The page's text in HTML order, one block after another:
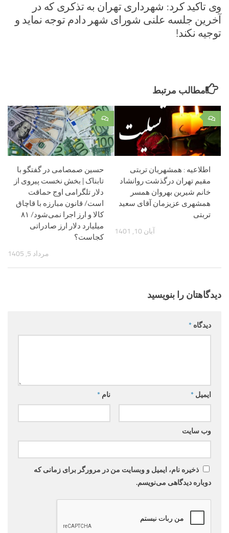
وی تاکید کرد: شهرداری تهران به تذکری که در
آخرین جلسه علنی شورای شهر دادم توجه نماید و
توجیه نکند!
مطالب مرتبط
۰
حسین صمصامی در گفتگو با
تابناک | بخش نخست پیروی از
دلار تلگرامی اوج حماقت
است/ قانون مبارزه با قاچاق
کالا و ارز اجرا نمی‌شود/ ۸۱
میلیارد دلار ارز صادراتی
کجاست؟
مرداد 5, 1405
۰
اطلاعیه : همشهریان تربتی
مقیم تهران درگذشت روانشاد
خانم شیرین بهروان همسر
همشهری عزیزمان آقای سعید
تربتی
آبان 10, 1401
دیدگاهتان را بنویسید
دیدگاه *
نام * ایمیل *
وب‌ سایت
ذخیره نام، ایمیل و وبسایت من در مرورگر برای زمانی که
دوباره دیدگاهی می‌نویسم.